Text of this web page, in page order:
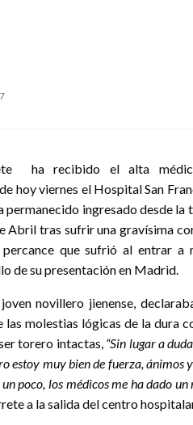
ha recibido el alta
hoy viernes el Hospital San
permanecido ingresado desde la
Abril tras sufrir una gravísima
percance que sufrió al entrar a
de su presentación en Madrid.
novillero jienense,
molestias lógicas de la dura
torero intactas, “Sin lugar a
estoy muy bien de fuerza, ánimos
poco, los médicos me ha dado
a la salida del centro